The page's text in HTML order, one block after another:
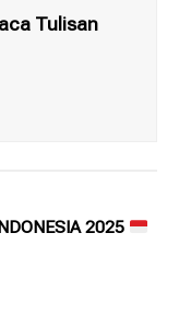
Tulisan
2025